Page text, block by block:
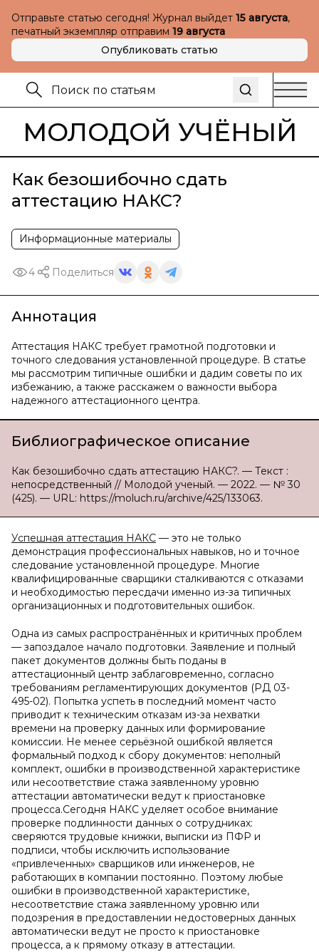
Отправьте статью сегодня! Журнал выйдет 15 августа,
печатный экземпляр отправим 19 августа
Опубликовать статью
МОЛОДОЙ УЧЁНЫЙ
Как безошибочно сдать
аттестацию НАКС?
Информационные материалы
4 Поделиться
Аннотация
Аттестация НАКС требует грамотной подготовки и
точного следования установленной процедуре. В статье
мы рассмотрим типичные ошибки и дадим советы по их
избежанию, а также расскажем о важности выбора
надежного аттестационного центра.
Библиографическое описание
Как безошибочно сдать аттестацию НАКС?. — Текст :
непосредственный // Молодой ученый. — 2022. — № 30
(425). — URL: https://moluch.ru/archive/425/133063.
Успешная аттестация НАКС — это не только
демонстрация профессиональных навыков, но и точное
следование установленной процедуре. Многие
квалифицированные сварщики сталкиваются с отказами
и необходимостью пересдачи именно из-за типичных
организационных и подготовительных ошибок.
Одна из самых распространённых и критичных проблем
— запоздалое начало подготовки. Заявление и полный
пакет документов должны быть поданы в
аттестационный центр заблаговременно, согласно
требованиям регламентирующих документов (РД 03-
495-02). Попытка успеть в последний момент часто
приводит к техническим отказам из-за нехватки
времени на проверку данных или формирование
комиссии. Не менее серьёзной ошибкой является
формальный подход к сбору документов: неполный
комплект, ошибки в производственной характеристике
или несоответствие стажа заявленному уровню
аттестации автоматически ведут к приостановке
процесса.Сегодня НАКС уделяет особое внимание
проверке подлинности данных о сотрудниках:
сверяются трудовые книжки, выписки из ПФР и
подписи, чтобы исключить использование
«привлеченных» сварщиков или инженеров, не
работающих в компании постоянно. Поэтому любые
ошибки в производственной характеристике,
несоответствие стажа заявленному уровню или
подозрения в предоставлении недостоверных данных
автоматически ведут не просто к приостановке
процесса, а к прямому отказу в аттестации.